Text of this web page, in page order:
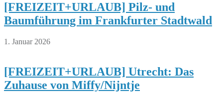
[FREIZEIT+URLAUB] Pilz- und
Baumführung im Frankfurter Stadtwald
1. Januar 2026
[FREIZEIT+URLAUB] Utrecht: Das
Zuhause von Miffy/Nijntje